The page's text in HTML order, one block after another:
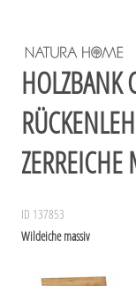
HOLZBANK
ID 137853
Wildeiche massiv